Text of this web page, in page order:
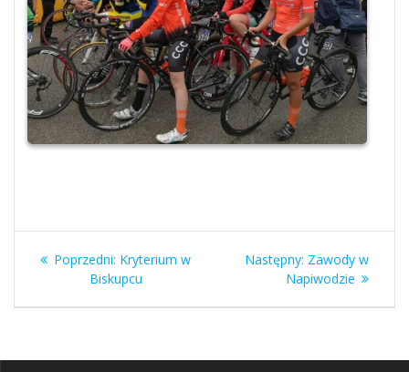
Nawigacja
wpisu
Poprzedni: Poprzedni
wpis:
Kryterium w
Biskupcu
Następny: Następny
wpis:
Zawody w
Napiwodzie